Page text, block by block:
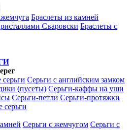
Браслеты из камней
Сваровски Браслеты с
Серьги с английским замком
(пусеты) Серьги-каффы на уши
Серьги-петли Серьги-протяжки
серьги
Серьги с жемчугом Серьги с